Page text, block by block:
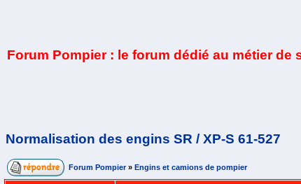
Forum Pompier : le forum dédié au métier de
Normalisation des engins SR / XP-S 61-527
Forum Pompier » Engins et camions de pompier